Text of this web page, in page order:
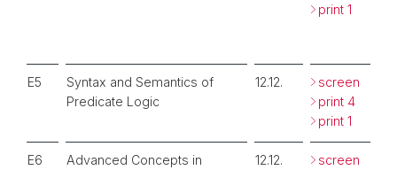
print 1
E5
Syntax and Semantics of
Predicate Logic
12.12.
screen
print 4
print 1
E6
Advanced Concepts in
12.12.
screen